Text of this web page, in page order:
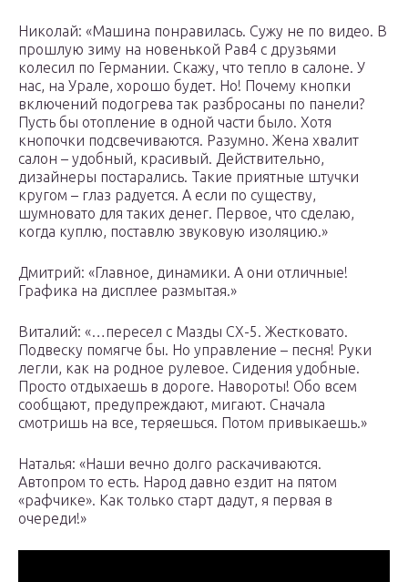
Николай: «Машина понравилась. Сужу не по видео. В
прошлую зиму на новенькой Рав4 с друзьями
колесил по Германии. Скажу, что тепло в салоне. У
нас, на Урале, хорошо будет. Но! Почему кнопки
включений подогрева так разбросаны по панели?
Пусть бы отопление в одной части было. Хотя
кнопочки подсвечиваются. Разумно. Жена хвалит
салон – удобный, красивый. Действительно,
дизайнеры постарались. Такие приятные штучки
кругом – глаз радуется. А если по существу,
шумновато для таких денег. Первое, что сделаю,
когда куплю, поставлю звуковую изоляцию.»
Дмитрий: «Главное, динамики. А они отличные!
Графика на дисплее размытая.»
Виталий: «…пересел с Мазды СХ-5. Жестковато.
Подвеску помягче бы. Но управление – песня! Руки
легли, как на родное рулевое. Сидения удобные.
Просто отдыхаешь в дороге. Навороты! Обо всем
сообщают, предупреждают, мигают. Сначала
смотришь на все, теряешься. Потом привыкаешь.»
Наталья: «Наши вечно долго раскачиваются.
Автопром то есть. Народ давно ездит на пятом
«рафчике». Как только старт дадут, я первая в
очереди!»